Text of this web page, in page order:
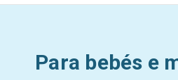
Para bebés e